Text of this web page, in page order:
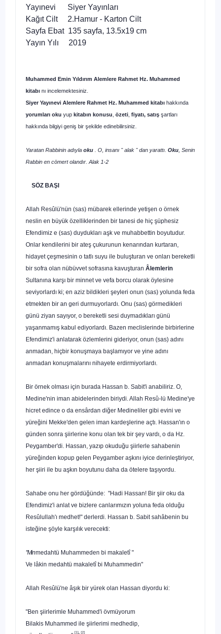
Yayınevi Siyer Yayınları
Kağıt Cilt 2.Hamur - Karton Cilt
Sayfa Ebat 135 sayfa, 13.5x19 cm
Yayın Yılı 2019
Muhammed Emin Yıldırım Alemlere Rahmet Hz. Muhammed
kitabı nı incelemektesiniz.
Siyer Yayınevi Alemlere Rahmet Hz. Muhammed kitabı hakkında
yorumları oku yup kitabın konusu özeti fiyatı, satış şartları
hakkında bilgiyi geniş bir şekilde edinebilirsiniz.
Yaratan Rabbinin adıyla oku . O, insanı " alak " dan yarattı. Oku , Senin
Rabbin en cömert olandır. Alak 1-2
SÖZ BAŞI
Allah Resûlü'nün (sas) mübarek ellerinde yetişen o ör­nek
neslin en büyük özelliklerinden bir tanesi de hiç şüp­hesiz
Efendimiz e (sas) duydukları aşk ve muhabbettin bo­yutudur.
Onlar kendilerini bir ateş çukurunun kenarından kurtaran,
hidayet çeşmesinin o tatlı suyu ile buluşturan ve onları bereketli
bir sofra olan nübüvvet sofrasına kavuştu­ran Âlemlerin
Sultanına karşı bir minnet ve vefa borcu ola­rak öylesine
seviyorlardı ki; en aziz bildikleri şeyleri onun (sas) yolunda feda
etmekten bir an geri durmuyorlardı. Onu (sas) görmedikleri
günü ziyan sayıyor, o bereketli sesi duymadıkları günü
yaşanmamış kabul ediyorlardı. Bazen meclislerinde birbirlerine
Efendimiz'i anlatarak özlemleri­ni gideriyor, onun (sas) adını
anmadan, hiçbir konuşmaya başlamıyor ve yine adını
anmadan konuşmalarını nihayete erdirmiyorlardı.
Bir örnek olması için burada Hassan b. Sabit'i anabili­riz. O,
Medine'nin iman abidelerinden biriydi. Allah Resû-lü Medine'ye
hicret edince o da ensârdan diğer Medineliler gibi evini ve
yüreğini Mekke'den gelen iman kardeşlerine açtı. Hassan'ın o
günden sonra şiirlerine konu olan tek bir şey vardı, o da Hz.
Peygamber'di. Hassan, yazıp okuduğu şiirler­le sahabenin
yüreğinden kopup gelen Peygamber aşkını iyice derinleştiriyor,
her şiiri ile bu aşkın boyutunu daha da ötele­re taşıyordu.
Sahabe onu her gördüğünde: "Hadi Hassan! Bir şiir oku da
Efendimiz'i anlat ve bizlere canlarımızın yoluna feda olduğu
Resûlullah'ı medhet!" derlerdi. Hassan b. Sabit sahâbenin bu
isteğine şöyle karşılık verecekti:
"Minmedahtü Muhammeden bi makaletî "
Ve lâkin medahtü makaletî bi Muhammedin"
Allah Resûlü'ne âşık bir yürek olan Hassan diyordu ki:
"Ben şiirlerimle Muhammed'i övmüyorum
Bilakis Muhammed ile şiirlerimi medhedip,
[1] [2]